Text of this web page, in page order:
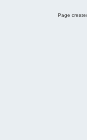
Page